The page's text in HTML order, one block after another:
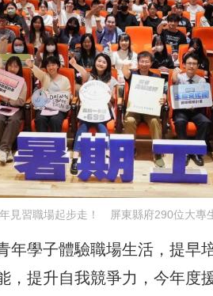
見習職場起步走！ 屏東縣府290位大專
年學子體驗職場生活，提早
，提升自我競爭力，今年度